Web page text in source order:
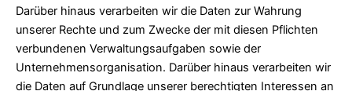
Darüber hinaus verarbeiten wir die Daten zur Wahrung
unserer Rechte und zum Zwecke der mit diesen Pflichten
verbundenen Verwaltungsaufgaben sowie der
Unternehmensorganisation. Darüber hinaus verarbeiten wir
die Daten auf Grundlage unserer berechtigten Interessen an